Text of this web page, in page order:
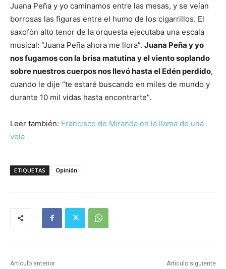
Juana Peña y yo caminamos entre las mesas, y se veían
borrosas las figuras entre el humo de los cigarrillos. El
saxofón alto tenor de la orquesta ejecutaba una escala
musical: “Juana Peña ahora me llora”. Juana Peña y yo
nos fugamos con la brisa matutina y el viento soplando
sobre nuestros cuerpos nos llevó hasta el Edén perdido,
cuando le dije “te estaré buscando en miles de mundo y
durante 10 mil vidas hasta encontrarte”.
Leer también: Francisco de Miranda en la llama de una
vela
ETIQUETAS Opinión
Artículo anterior Artículo siguiente